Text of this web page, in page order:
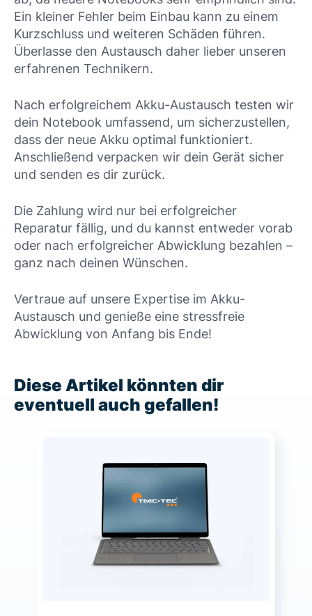
Ein kleiner Fehler beim Einbau kann zu einem
Kurzschluss und weiteren Schäden führen.
Überlasse den Austausch daher lieber unseren
erfahrenen Technikern.
Nach erfolgreichem Akku-Austausch testen wir
dein Notebook umfassend, um sicherzustellen,
dass der neue Akku optimal funktioniert.
Anschließend verpacken wir dein Gerät sicher
und senden es dir zurück.
Die Zahlung wird nur bei erfolgreicher
Reparatur fällig, und du kannst entweder vorab
oder nach erfolgreicher Abwicklung bezahlen –
ganz nach deinen Wünschen.
Vertraue auf unsere Expertise im Akku-
Austausch und genieße eine stressfreie
Abwicklung von Anfang bis Ende!
Diese Artikel könnten dir
eventuell auch gefallen!